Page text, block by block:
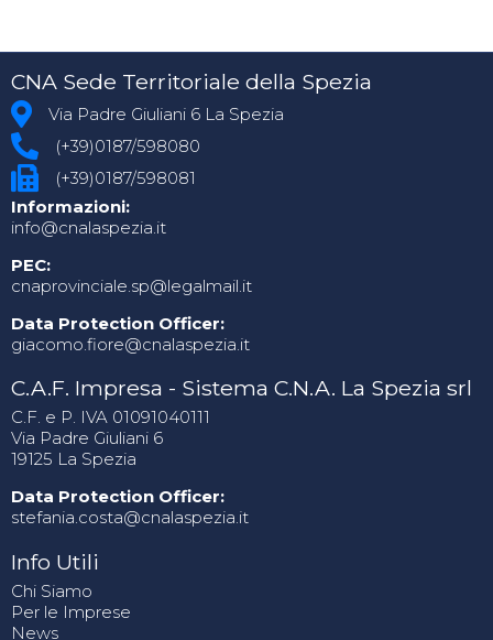
CNA Sede Territoriale della Spezia
Via Padre Giuliani 6 La Spezia
(+39)0187/598080
(+39)0187/598081
Informazioni:
info@cnalaspezia.it
PEC:
cnaprovinciale.sp@legalmail.it
Data Protection Officer:
giacomo.fiore@cnalaspezia.it
C.A.F. Impresa - Sistema C.N.A. La Spezia srl
C.F. e P. IVA 01091040111
Via Padre Giuliani 6
19125 La Spezia
Data Protection Officer:
stefania.costa@cnalaspezia.it
Info Utili
Chi Siamo
Per le Imprese
News